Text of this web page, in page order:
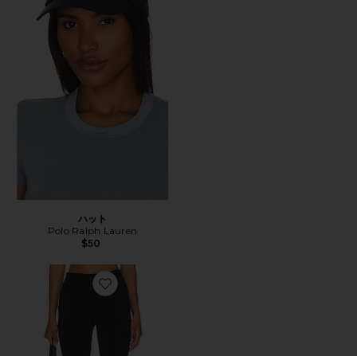
ハット
Polo Ralph Lauren
$50
Favorite カプリパンツ